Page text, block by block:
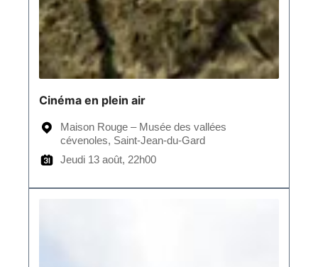
Cinéma en plein air
Maison Rouge – Musée des vallées
cévenoles, Saint-Jean-du-Gard
Jeudi 13 août, 22h00